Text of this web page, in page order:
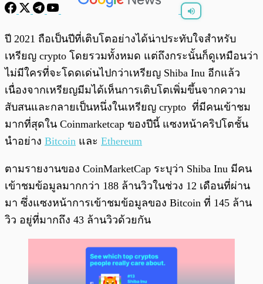
พร้อมเล่น 0:00 0:00
ปี 2021 ถือเป็นปีที่เติบโตอย่างได้น่าประทับใจสำหรับ
เหรียญ crypto โดยรวมทั้งหมด แต่ถึงกระนั้นก็ดูเหมือนว่า
ไม่มีใครที่จะโดดเด่นไปกว่าเหรียญ Shiba Inu อีกแล้ว
เนื่องจากเหรียญมีมได้เห็นการเติบโตเพิ่มขึ้นจากความ
สับสนและกลายเป็นหนึ่งในเหรียญ crypto ที่มีคนเข้าชม
มากที่สุดใน Coinmarketcap ของปีนี้ แซงหน้าคริปโตชั้น
นำอย่าง Bitcoin และ Ethereum
ตามรายงานของ CoinMarketCap ระบุว่า Shiba Inu มีคน
เข้าชมข้อมูลมากกว่า 188 ล้านวิวในช่วง 12 เดือนที่ผ่าน
มา ซึ่งแซงหน้าการเข้าชมข้อมูลของ Bitcoin ที่ 145 ล้าน
วิว อยู่ที่มากถึง 43 ล้านวิวด้วยกัน